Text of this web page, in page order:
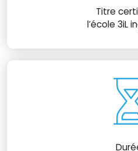
Titre
l’école 3iL